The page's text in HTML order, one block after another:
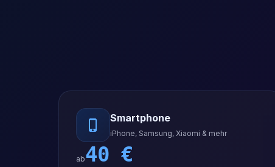
Smartphone
iPhone, Samsung, Xiaomi & mehr
ab40 €